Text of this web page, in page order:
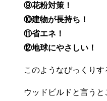
⑨花粉対策！
⑩建物が長持ち！
⑪省エネ！
⑫地球にやさしい！
このようなびっくりす
ウッドビルドと言う